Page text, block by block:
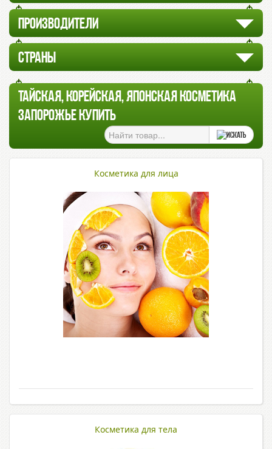
ПРОИЗВОДИТЕЛИ
СТРАНЫ
ТАЙСКАЯ, КОРЕЙСКАЯ, ЯПОНСКАЯ КОСМЕТИКА
ЗАПОРОЖЬЕ КУПИТЬ
Косметика для лица
Косметика для тела